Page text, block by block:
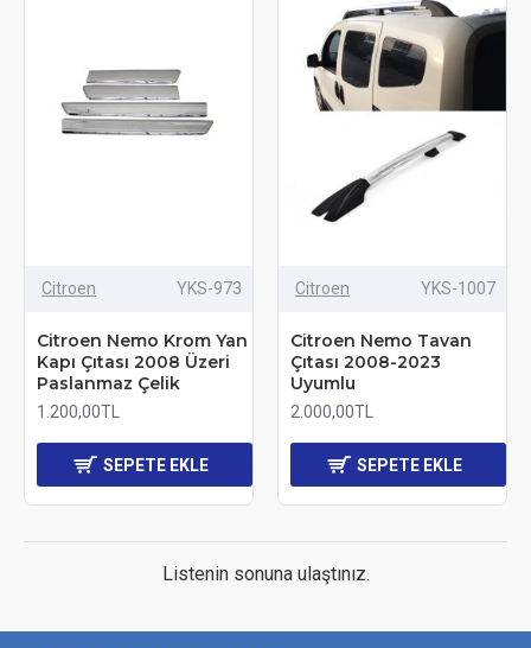
Citroen YKS-973
Citroen Nemo Krom Yan
Kapı Çıtası 2008 Üzeri
Paslanmaz Çelik
1.200,00TL
SEPETE EKLE
Citroen YKS-1007
Citroen Nemo Tavan
Çıtası 2008-2023
Uyumlu
2.000,00TL
SEPETE EKLE
Listenin sonuna ulaştınız.